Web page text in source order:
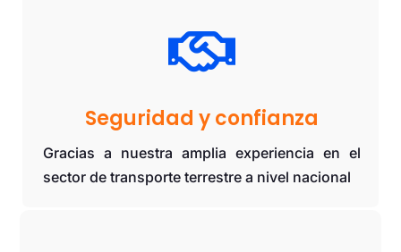

Seguridad y confianza
Gracias a nuestra amplia experiencia en el
sector de transporte terrestre a nivel nacional